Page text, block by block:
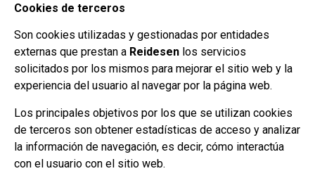
Cookies de terceros
Son cookies utilizadas y gestionadas por entidades
externas que prestan a Reidesen los servicios
solicitados por los mismos para mejorar el sitio web y la
experiencia del usuario al navegar por la página web.
Los principales objetivos por los que se utilizan cookies
de terceros son obtener estadísticas de acceso y analizar
la información de navegación, es decir, cómo interactúa
con el usuario con el sitio web.